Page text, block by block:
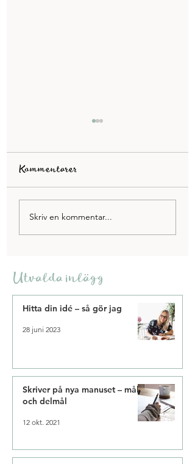
Vi går mot ljusare
tider – 7 tips för att
Kommentarer
Skriv en kommentar...
Utvalda inlägg
Hitta din idé – så gör jag
28 juni 2023
Skriver på nya manuset – mål
och delmål
12 okt. 2021